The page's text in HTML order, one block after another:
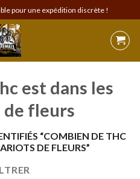
pour une expédition discrète !
est dans les
fleurs
“COMBIEN DE THC
DE FLEURS”